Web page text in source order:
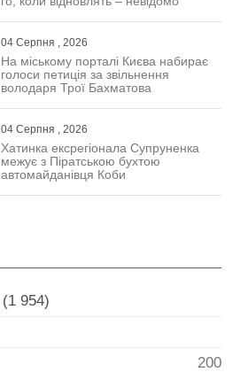
04 Серпня , 2026
На міському порталі Києва набирає
голоси петиція за звільнення
володаря Трої Бахматова
04 Серпня , 2026
Хатинка ексрегіонала Супруненка
межує з Піратською бухтою
автомайданівця Коби
(1 954)
200